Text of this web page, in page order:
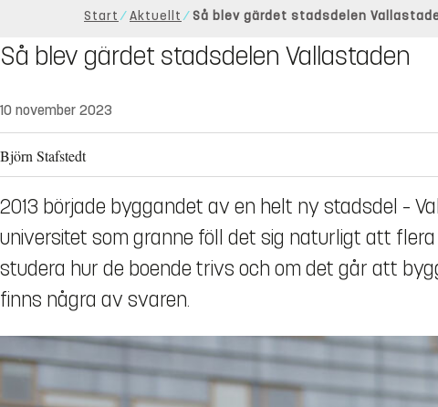
Start Aktuellt Så blev gärdet stadsdelen
Så blev gärdet stadsdelen Vallastaden
10 november 2023
Björn Stafstedt
2013 började byggandet av en helt ny stadsdel –
universitet som granne föll det sig naturligt att
studera hur de boende trivs och om det går att
finns några av svaren.